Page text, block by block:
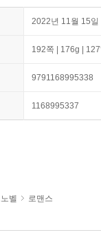
2022년 11월 15일
192쪽 | 176g |
9791168995338
1168995337
벨 로맨스